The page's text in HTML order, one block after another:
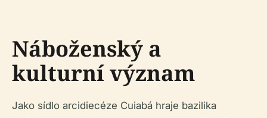
Náboženský a
kulturní význam
Jako sídlo arcidiecéze Cuiabá hraje bazilika